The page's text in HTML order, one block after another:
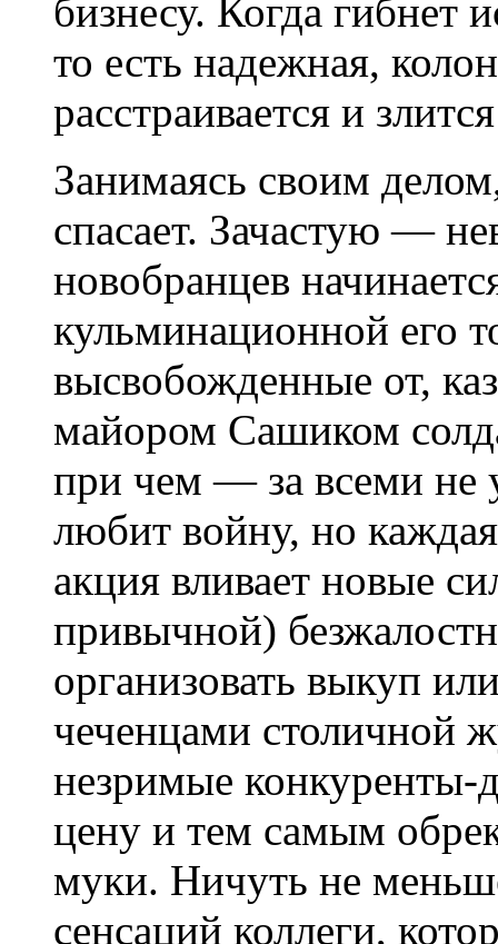
бизнесу. Когда гибнет
то есть надежная,
расстраивается и
Занимаясь своим
спасает. Зачастую —
новобранцев
кульминационной его
высвобожденные от,
майором Сашиком
при чем — за всеми не
любит войну, но
акция вливает новые
привычной)
организовать выкуп
чеченцами столичной
незримые конкуренты-
цену и тем самым
муки. Ничуть не
сенсаций коллеги,